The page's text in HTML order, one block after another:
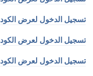
تسجيل الدخول لعرض الكود
تسجيل الدخول لعرض الكود
تسجيل الدخول لعرض الكود